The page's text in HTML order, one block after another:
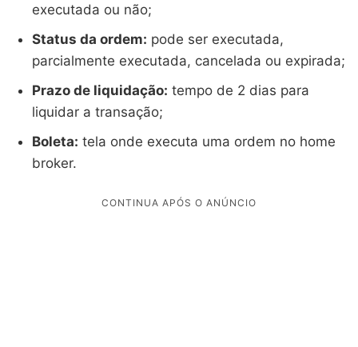
executada ou não;
Status da ordem: pode ser executada,
parcialmente executada, cancelada ou expirada;
Prazo de liquidação: tempo de 2 dias para
liquidar a transação;
Boleta: tela onde executa uma ordem no home
broker.